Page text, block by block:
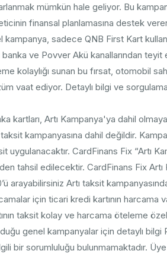
mümkün hale geliyor. Bu
finansal planlamasına destek
kampanya, sadece QNB First Kart
banka ve Povver Akü kanallarından teyit
kolaylığı sunan bu fırsat, otomobil
vaat ediyor. Detaylı bilgi ve
kartları, Artı Kampanya'ya dahil
taksit kampanyasına dahil değildir.
uygulanacaktır. CardFinans Fix “Artı
tahsil edilecektir. CardFinans Fix
arayabilirsiniz Artı taksit
için ticari kredi kartının
taksit kolay ve harcama öteleme
genel kampanyalar için detaylı bilgi
bir sorumluluğu bulunmamaktadır.